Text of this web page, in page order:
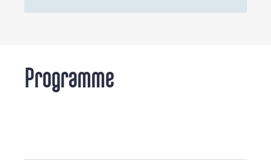
Programme